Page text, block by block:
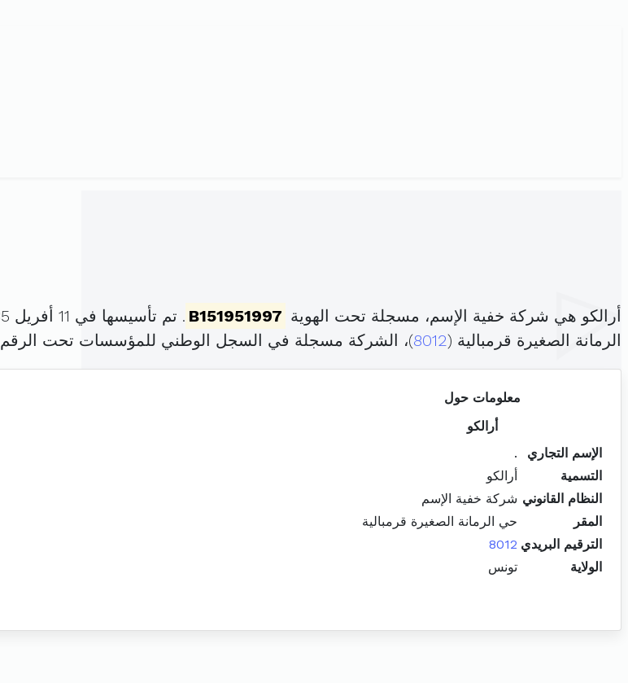
أرالكو هي شركة خفية الإسم، مسجلة تحت الهوية B151951997 . تم تأسيسها في 11 أفريل 1985 برأس مال قدره
الرمانة الصغيرة قرمبالية (8012)، الشركة مسجلة في السجل الوطني للمؤسسات تحت الرقم
معلومات حول
أرالكو
الإسم التجاري
.
التسمية
أرالكو
النظام القانوني شركة خفية الإسم
المقر
حي الرمانة الصغيرة قرمبالية
الترقيم البريدي 8012
الولاية
تونس